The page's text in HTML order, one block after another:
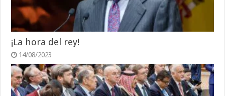
¡La hora del rey!
14/08/2023